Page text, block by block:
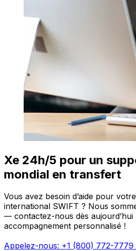
Xe 24h/5 pour un
mondial en transfert
Vous avez besoin d’aide pour
international SWIFT ? Nous
— contactez-nous dès
accompagnement personnalisé !
Appelez-nous: +1 (800) 772-7779